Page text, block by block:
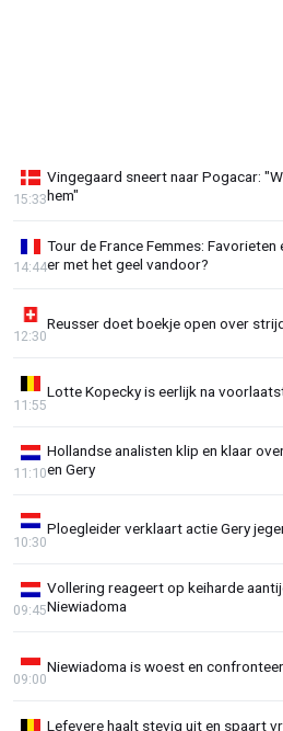
Vingegaard sneert naar Pogacar:
hem"
15:33
Tour de France Femmes:
er met het geel vandoor?
14:44
Reusser doet boekje open over
12:30
Lotte Kopecky is eerlijk na
11:55
Hollandse analisten klip en klaar
en Gery
11:10
Ploegleider verklaart actie Gery
10:30
Vollering reageert op keiharde
Niewiadoma
09:45
Niewiadoma is woest en
09:00
Lefevere haalt stevig uit en spaart